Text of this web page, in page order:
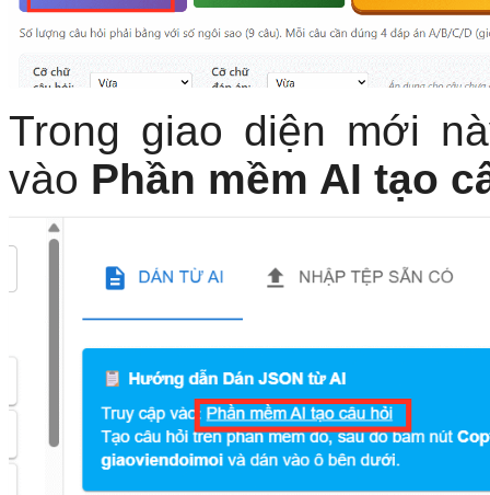
Trong giao diện mới
vào Phần mềm AI tạo